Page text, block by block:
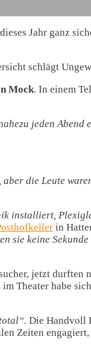
Jahr ganz
schlägt
Mock. In einem
jeden
aber die Leute
installiert,
in
sie keine
jetzt durften
im Theater habe
Die Handvoll
Zeiten